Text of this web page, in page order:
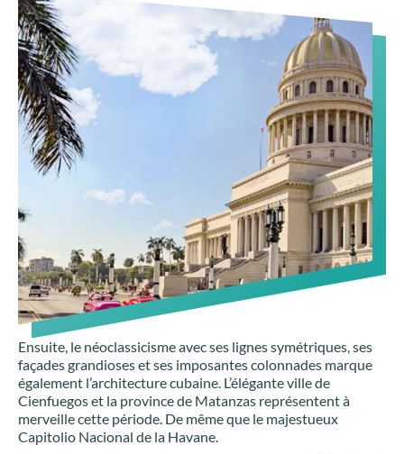
Ensuite, le néoclassicisme avec ses lignes symétriques, ses
façades grandioses et ses imposantes colonnades marque
également l’architecture cubaine. L’élégante ville de
Cienfuegos et la province de Matanzas représentent à
merveille cette période. De même que le majestueux
Capitolio Nacional de la Havane.